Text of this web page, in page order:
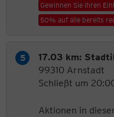
Gewinnen Sie Ihren
50% auf alle bereits
17.03 km:
99310 Arnstadt
Schließt um
Aktionen in